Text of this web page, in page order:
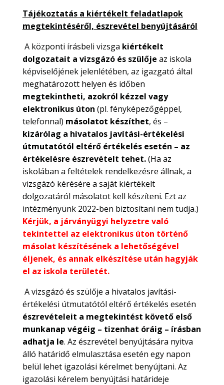
Tájékoztatás a kiértékelt feladatlapok
megtekintéséről, észrevétel benyújtásáról
A központi írásbeli vizsga kiértékelt
dolgozatait a vizsgázó és szülője az iskola
képviselőjének jelenlétében, az igazgató által
meghatározott helyen és időben
megtekintheti, azokról kézzel vagy
elektronikus úton (pl. fényképezőgéppel,
telefonnal) másolatot készíthet, és –
kizárólag a hivatalos javítási-értékelési
útmutatótól eltérő értékelés esetén – az
értékelésre észrevételt tehet.(Ha az
iskolában a feltételek rendelkezésre állnak, a
vizsgázó kérésére a saját kiértékelt
dolgozatáról másolatot kell készíteni. Ezt az
intézményünk 2022-ben biztosítani nem tudja.)
Kérjük, a járványügyi helyzetre való
tekintettel az elektronikus úton történő
másolat készítésének a lehetőségével
éljenek, és annak elkészítése után hagyják
el az iskola területét.
A vizsgázó és szülője a hivatalos javítási-
értékelési útmutatótól eltérő értékelés esetén
észrevételeit a megtekintést követő első
munkanap végéig – tizenhat óráig – írásban
adhatja le. Az észrevétel benyújtására nyitva
álló határidő elmulasztása esetén egy napon
belül lehet igazolási kérelmet benyújtani. Az
igazolási kérelem benyújtási határideje